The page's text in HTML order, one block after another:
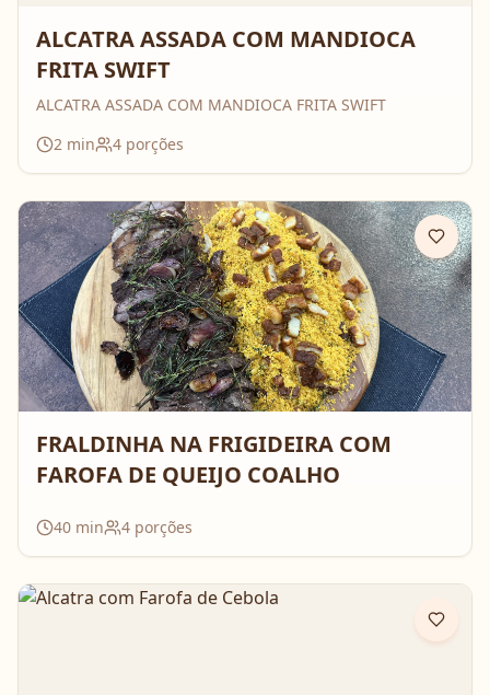
ALCATRA ASSADA COM MANDIOCA
FRITA SWIFT
ALCATRA ASSADA COM MANDIOCA FRITA SWIFT
2 min 4 porções
FRALDINHA NA FRIGIDEIRA COM
FAROFA DE QUEIJO COALHO
40 min 4 porções